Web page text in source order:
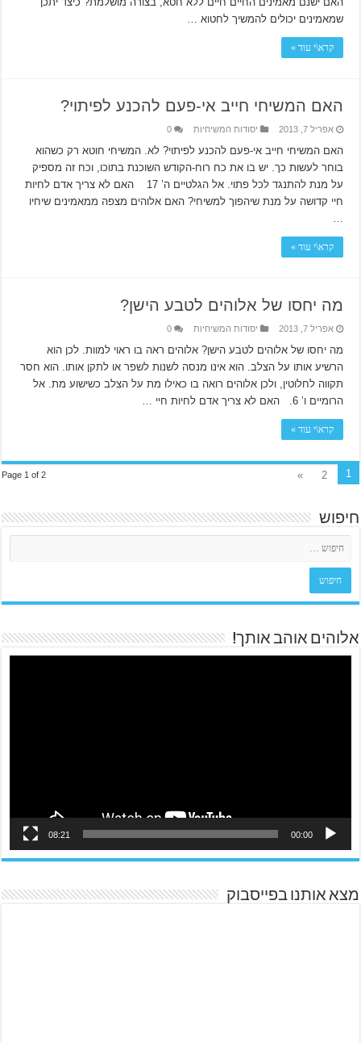
שמאמינים יכולים להמשיך לחטוא …
קרא\י עוד »
האם המשיחי חייב אי-פעם להכנע לפיתוי?
אפריל 7, 2013 יסודות המשיחיות 0
האם המשיחי חייב אי-פעם להכנע לפיתוי? לא. המשיחי חוטא רק כשהוא
בוחר לעשות כך. יש בו את כח רוח-הקודש השוכנת בתוכו, וכח זה מספיק
על מנת להתנגד לכל פתוי. אל הגלטיים ה’ 17 האם לא צריך אדם לחיות
חיי קדושה על מנת שיהפוך למשיחי? האם אלוהים מצפה ממאמינים שיחיו
…
קרא\י עוד »
מה יחסו של אלוהים לטבע הישן?
אפריל 7, 2013 יסודות המשיחיות 0
מה יחסו של אלוהים לטבע הישן? אלוהים ראה בו ראוי למוות. לכן הוא
הרשיע אותו על הצלב. הוא אינו מנסה לשנות לשפר או לתקן אותו. הוא חסר
תקווה לחלוטין, ולכן אלוהים רואה בו כאילו מת על הצלב כשישוע מת. אל
הרומיים ו’ 6. האם לא צריך אדם לחיות חיי …
קרא\י עוד »
Page 1 of 2 1
2
»
חיפוש
אלוהים אוהב אותך!
00:00
08:21
מצא אותנו בפייסבוק